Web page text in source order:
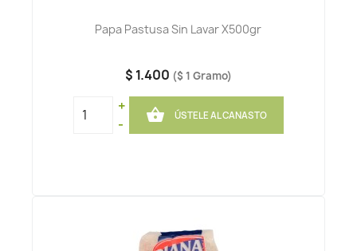
Papa Pastusa Sin Lavar X500gr
$ 1.400 ($ 1 Gramo)
+
-
 ÚSTELE AL CANASTO